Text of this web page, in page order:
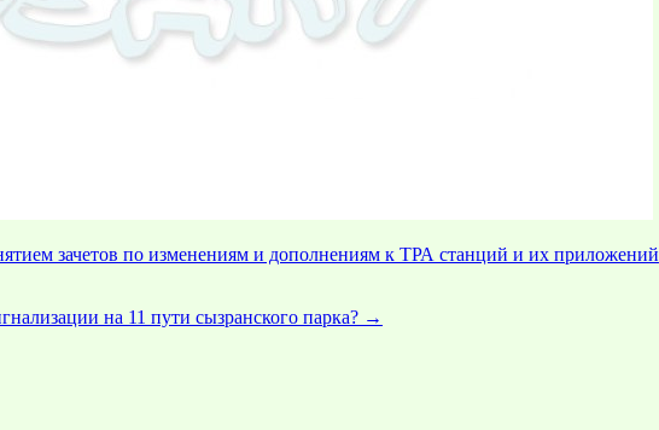
зачетов по изменениям и дополнениям к ТРА станций и их приложений
на 11 пути сызранского парка? →